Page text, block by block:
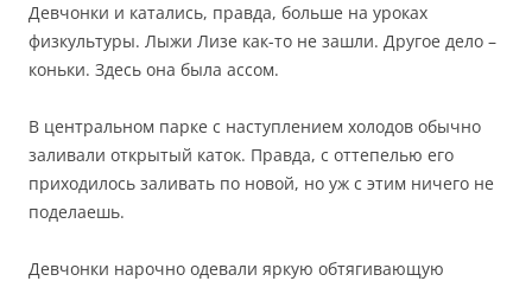
Девчонки и катались, правда, больше на уроках
физкультуры. Лыжи Лизе как-то не зашли. Другое дело –
коньки. Здесь она была ассом.
В центральном парке с наступлением холодов обычно
заливали открытый каток. Правда, с оттепелью его
приходилось заливать по новой, но уж с этим ничего не
поделаешь.
Девчонки нарочно одевали яркую обтягивающую